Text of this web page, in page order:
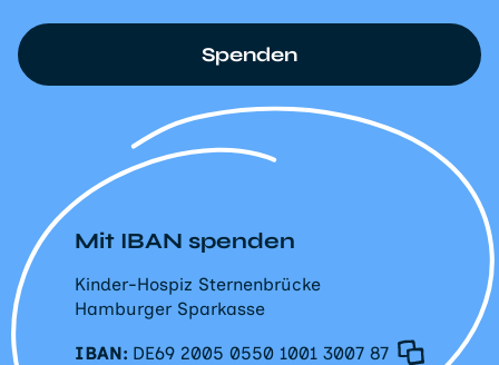
Mit IBAN spenden
Kinder-Hospiz Sternenbrücke
Hamburger Sparkasse
IBAN: DE69 2005 0550 1001 3007 87
Spenden